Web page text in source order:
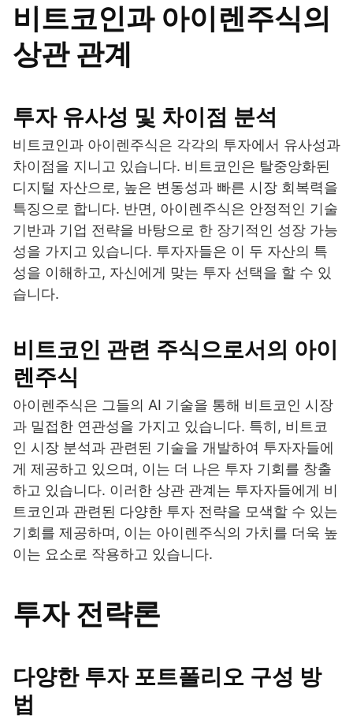
비트코인과 아이렌주식의
상관 관계
투자 유사성 및 차이점 분석
비트코인과 아이렌주식은 각각의 투자에서 유사성과
차이점을 지니고 있습니다. 비트코인은 탈중앙화된
디지털 자산으로, 높은 변동성과 빠른 시장 회복력을
특징으로 합니다. 반면, 아이렌주식은 안정적인 기술
기반과 기업 전략을 바탕으로 한 장기적인 성장 가능
성을 가지고 있습니다. 투자자들은 이 두 자산의 특
성을 이해하고, 자신에게 맞는 투자 선택을 할 수 있
습니다.
비트코인 관련 주식으로서의 아이
렌주식
아이렌주식은 그들의 AI 기술을 통해 비트코인 시장
과 밀접한 연관성을 가지고 있습니다. 특히, 비트코
인 시장 분석과 관련된 기술을 개발하여 투자자들에
게 제공하고 있으며, 이는 더 나은 투자 기회를 창출
하고 있습니다. 이러한 상관 관계는 투자자들에게 비
트코인과 관련된 다양한 투자 전략을 모색할 수 있는
기회를 제공하며, 이는 아이렌주식의 가치를 더욱 높
이는 요소로 작용하고 있습니다.
투자 전략론
다양한 투자 포트폴리오 구성 방
법